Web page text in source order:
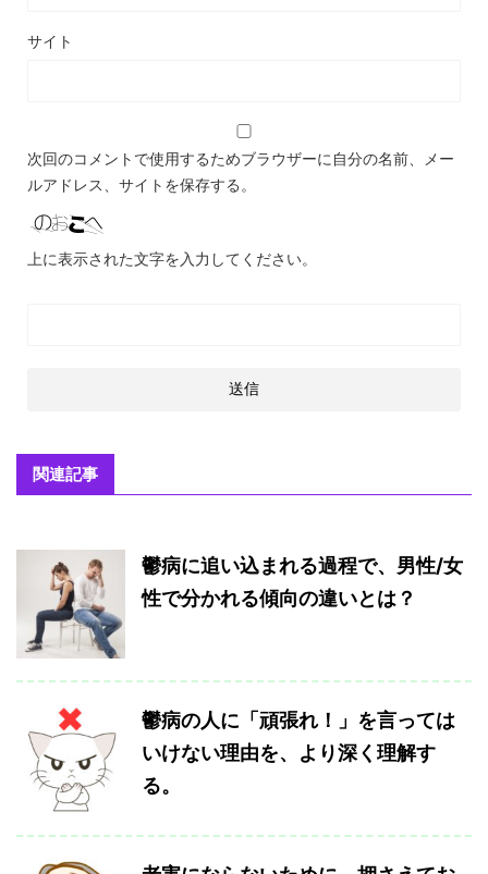
サイト
次回のコメントで使用するためブラウザーに自分の名前、メー
ルアドレス、サイトを保存する。
上に表示された文字を入力してください。
関連記事
鬱病に追い込まれる過程で、男性/女
性で分かれる傾向の違いとは？
鬱病の人に「頑張れ！」を言っては
いけない理由を、より深く理解す
る。